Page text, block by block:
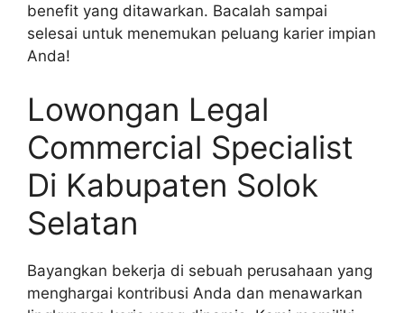
benefit yang ditawarkan. Bacalah sampai
selesai untuk menemukan peluang karier impian
Anda!
Lowongan Legal
Commercial Specialist
Di Kabupaten Solok
Selatan
Bayangkan bekerja di sebuah perusahaan yang
menghargai kontribusi Anda dan menawarkan